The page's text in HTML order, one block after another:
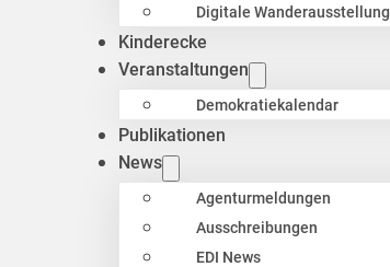
Digitale Wanderausstellung
Kinderecke
Veranstaltungen
Demokratiekalendar
Publikationen
News
Agenturmeldungen
Ausschreibungen
EDI News